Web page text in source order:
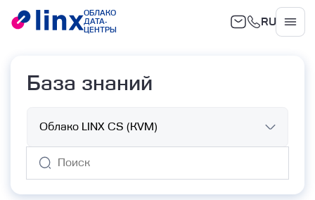
ОБЛАКО
ДАТА-
ЦЕНТРЫ
RU
Облако
База знаний